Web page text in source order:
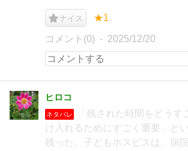
ナイス ★1
コメント(0) 2025/12/20
ヒロコ
ネタバレ
「残された時間をどうす
け入れるためにすごく重要」と
残った。子どもホスピスは、病